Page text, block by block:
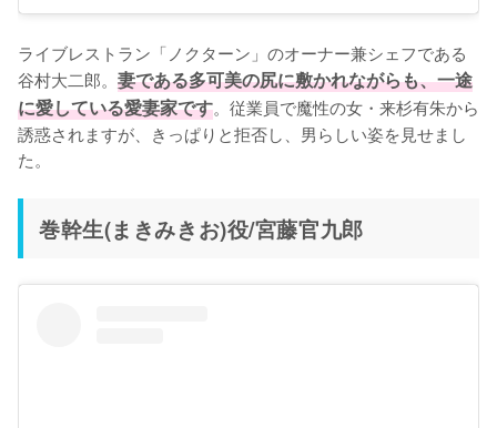
ライブレストラン「ノクターン」のオーナー兼シェフである
谷村大二郎。 妻である多可美の尻に敷かれながらも、一途
に愛している愛妻家です。従業員で魔性の女・来杉有朱から
誘惑されますが、きっぱりと拒否し、男らしい姿を見せまし
た。
巻幹生(まきみきお)役/宮藤官九郎